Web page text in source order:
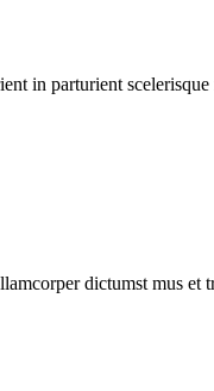
in parturient
dictumst mus et